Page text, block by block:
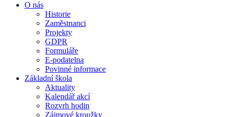
O nás
Historie
Zaměstnanci
Projekty
GDPR
Formuláře
E-podatelna
Povinné informace
Základní škola
Aktuality
Kalendář akcí
Rozvrh hodin
Zájmové kroužky